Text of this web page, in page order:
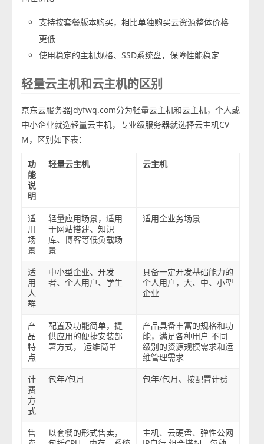
支持按套餐版本购买，相比单独购买云资源整体价格
更低
使用稳定的主机规格、SSD系统盘，保障性能稳定
轻量云主机和云主机的区别
京东云服务器jdyfwq.com分为轻量云主机和云主机，个人或
中小企业就选轻量云主机，专业级服务器就选择云主机CV
M，区别如下表：
功
能
说
明
轻量云主机 云主机
适
用
场
景
轻量应用场景，适用
于网站搭建、知识
库、博客等低负载场
景
适用全业务场景
适
用
人
群
中小型企业、开发
者、个人用户、学生
具备一定开发基础能力的
个人用户，大、中、小型
企业
产
品
特
点
配置及功能简单，提
供应用的便捷安装部
署方式， 运维简单
产品具备丰富的规格和功
能，满足各种用户 不同
级别的资源规模需求和运
维管理需求
计
费
方
式
包年/包月 包年/包月、按配置计费
售
以套餐的形式售卖，
主机、云硬盘、弹性公网